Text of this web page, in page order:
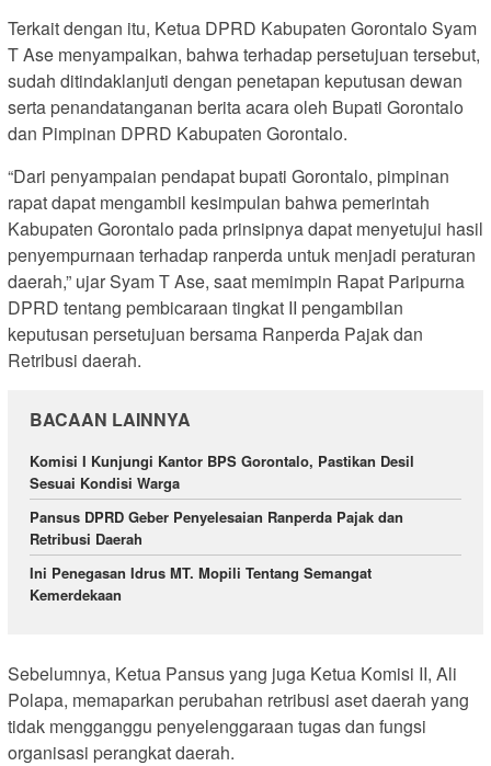
Terkait dengan itu, Ketua DPRD Kabupaten Gorontalo Syam
T Ase menyampaikan, bahwa terhadap persetujuan tersebut,
sudah ditindaklanjuti dengan penetapan keputusan dewan
serta penandatanganan berita acara oleh Bupati Gorontalo
dan Pimpinan DPRD Kabupaten Gorontalo.
“Dari penyampaian pendapat bupati Gorontalo, pimpinan
rapat dapat mengambil kesimpulan bahwa pemerintah
Kabupaten Gorontalo pada prinsipnya dapat menyetujui hasil
penyempurnaan terhadap ranperda untuk menjadi peraturan
daerah,” ujar Syam T Ase, saat memimpin Rapat Paripurna
DPRD tentang pembicaraan tingkat II pengambilan
keputusan persetujuan bersama Ranperda Pajak dan
Retribusi daerah.
BACAAN LAINNYA
Komisi I Kunjungi Kantor BPS Gorontalo, Pastikan Desil
Sesuai Kondisi Warga
Pansus DPRD Geber Penyelesaian Ranperda Pajak dan
Retribusi Daerah
Ini Penegasan Idrus MT. Mopili Tentang Semangat
Kemerdekaan
Sebelumnya, Ketua Pansus yang juga Ketua Komisi II, Ali
Polapa, memaparkan perubahan retribusi aset daerah yang
tidak mengganggu penyelenggaraan tugas dan fungsi
organisasi perangkat daerah.